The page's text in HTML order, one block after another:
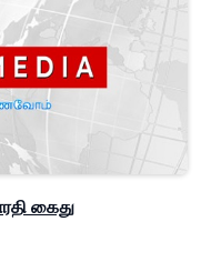
கைது